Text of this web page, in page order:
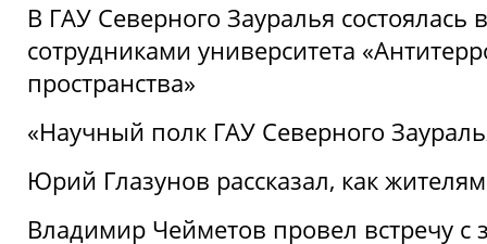
В ГАУ Северного Зауралья состоялась
сотрудниками университета
пространства»
«Научный полк ГАУ Северного
Юрий Глазунов рассказал, как
Владимир Чейметов провел встречу